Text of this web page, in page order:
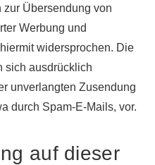
Übersendung von
Werbung und
widersprochen. Die
sich ausdrücklich
unverlangten Zusendung
durch Spam-E-Mails, vor.
auf dieser